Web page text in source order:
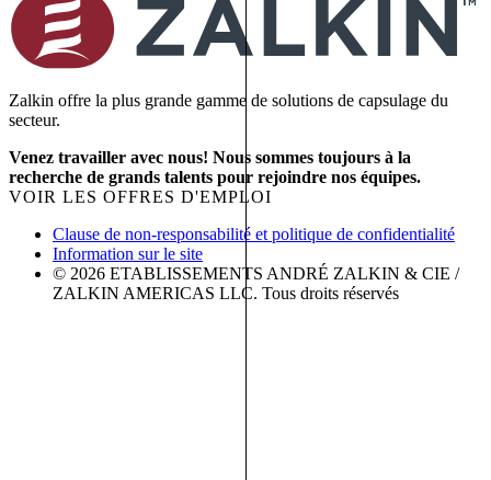
Zalkin offre la plus grande gamme de solutions de capsulage du
secteur.
Venez travailler avec nous! Nous sommes toujours à la
recherche de grands talents pour rejoindre nos équipes.
VOIR LES OFFRES D'EMPLOI
Clause de non-responsabilité et politique de confidentialité
Information sur le site
© 2026 ETABLISSEMENTS ANDRÉ ZALKIN & CIE /
ZALKIN AMERICAS LLC. Tous droits réservés